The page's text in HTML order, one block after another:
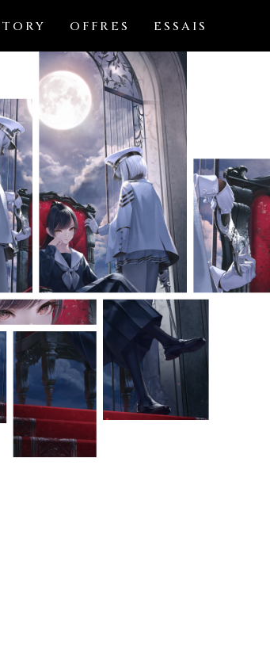
OFFRES ESSAIS